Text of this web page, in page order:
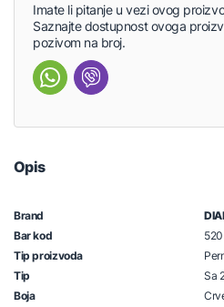
Imate li pitanje u vezi ovog
Saznajte dostupnost ovoga
pozivom na broj.
Opis
Brand
Bar kod
Tip proizvoda
Tip
Sa
Boja